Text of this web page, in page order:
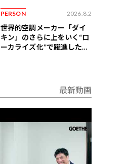
PERSON 2026.8.2
世界的空調メーカー「ダイ
キン」のさらに上をいく“ロ
ーカライズ化”で躍進したイ
最新動画